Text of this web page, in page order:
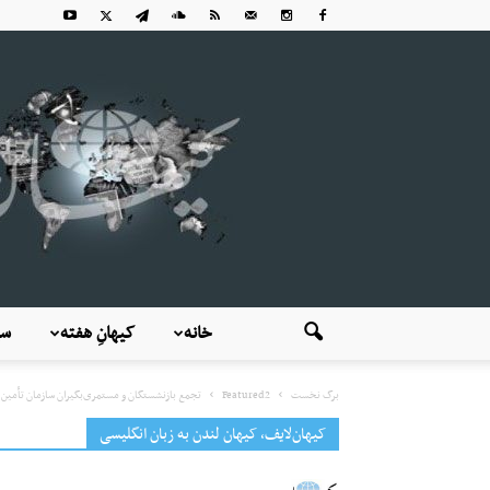
کیهانِ هفته خانه
برگ نخست Featured2 تجمع بازنشستگان و مستمری‌بگیران سازمان
کیهان‌لایف، کیهان لندن به زبان انگلیسی